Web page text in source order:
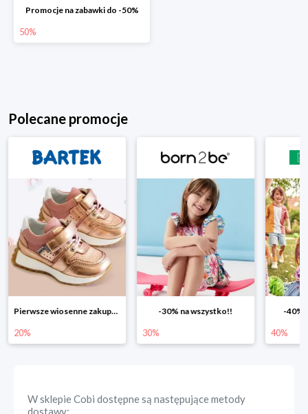
Promocje na zabawki do -50%
50%
Polecane promocje
-30% na wszystko!! -40% na drugą sztukę
W sklepieCobi dostępne są następujące metody
dostawy: